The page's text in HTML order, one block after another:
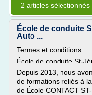
2 articles sélectionnés
École de conduite
Auto ...
Termes et conditions
École de conduite St-
Depuis 2013, nous
de formations reliés à
de École CONTACT